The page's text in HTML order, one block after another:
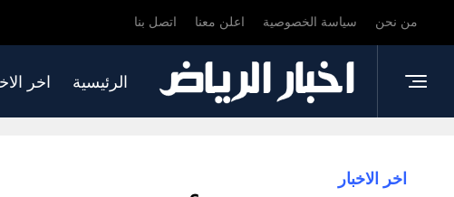
من نحن سياسة الخصوصية اعلن معنا اتصل بنا
الرئيسية اخر
اخر الاخبار